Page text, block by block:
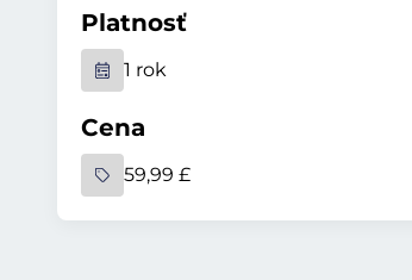
Platnosť
1 rok
Cena
59,99 £